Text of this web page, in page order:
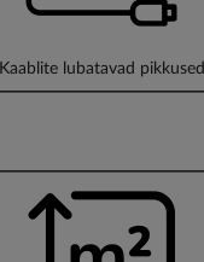
Kaablite lubatavad pikkused